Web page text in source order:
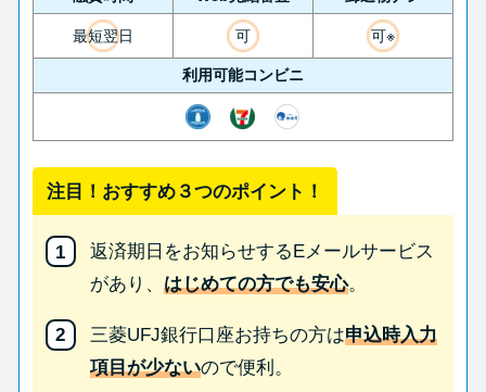
最短翌日 可 可※
利用可能コンビニ
注目！おすすめ３つのポイント！
返済期日をお知らせするEメールサービス
があり、はじめての方でも安心。
三菱UFJ銀行口座お持ちの方は申込時入力
項目が少ないので便利。